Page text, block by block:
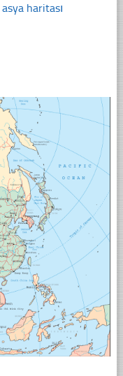
asya haritası